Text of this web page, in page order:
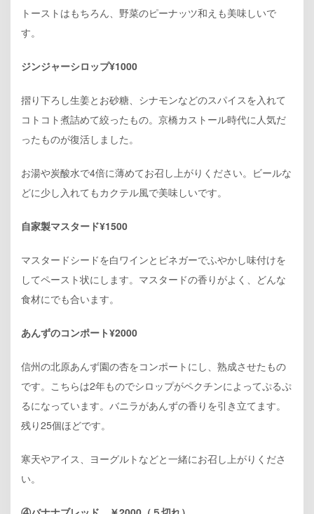
トーストはもちろん、野菜のピーナッツ和えも美味しいで
す。
ジンジャーシロップ¥1000
摺り下ろし生姜とお砂糖、シナモンなどのスパイスを入れて
コトコト煮詰めて絞ったもの。京橋カストール時代に人気だ
ったものが復活しました。
お湯や炭酸水で4倍に薄めてお召し上がりください。ビールな
どに少し入れてもカクテル風で美味しいです。
自家製マスタード¥1500
マスタードシードを白ワインとビネガーでふやかし味付けを
してペースト状にします。マスタードの香りがよく、どんな
食材にでも合います。
あんずのコンポート¥2000
信州の北原あんず園の杏をコンポートにし、熟成させたもの
です。こちらは2年ものでシロップがペクチンによってぷるぷ
るになっています。バニラがあんずの香りを引き立てます。
残り25個ほどです。
寒天やアイス、ヨーグルトなどと一緒にお召し上がりくださ
い。